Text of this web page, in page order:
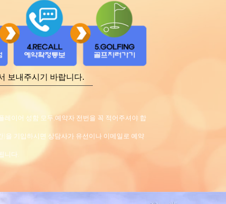
보내주시기 바랍니다.
이어 성함 모두,예약자 전번을 꼭 적어주셔야 합
을 기입하시면 상담사가 유선이나 이메일로 예약
니다.